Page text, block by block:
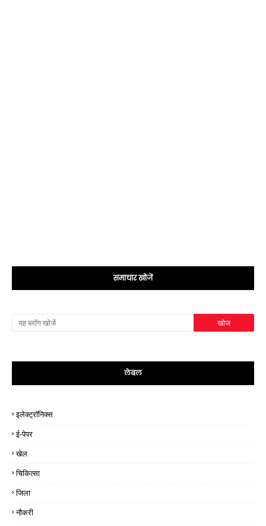
समाचार खोजें
लेबल
इलेक्ट्रॉनिक्स
ई-पेपर
खेल
चिकित्सा
जिला
नौकरी